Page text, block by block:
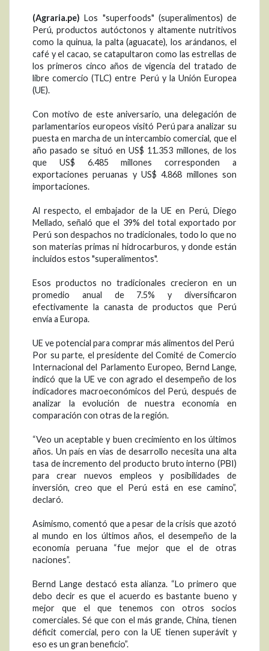
(Agraria.pe) Los "superfoods" (superalimentos) de
Perú, productos autóctonos y altamente nutritivos
como la quinua, la palta (aguacate), los arándanos, el
café y el cacao, se catapultaron como las estrellas de
los primeros cinco años de vigencia del tratado de
libre comercio (TLC) entre Perú y la Unión Europea
(UE).
Con motivo de este aniversario, una delegación de
parlamentarios europeos visitó Perú para analizar su
puesta en marcha de un intercambio comercial, que el
año pasado se situó en US$ 11.353 millones, de los
que US$ 6.485 millones corresponden a
exportaciones peruanas y US$ 4.868 millones son
importaciones.
Al respecto, el embajador de la UE en Perú, Diego
Mellado, señaló que el 39% del total exportado por
Perú son despachos no tradicionales, todo lo que no
son materias primas ni hidrocarburos, y donde están
incluidos estos "superalimentos".
Esos productos no tradicionales crecieron en un
promedio anual de 7.5% y diversificaron
efectivamente la canasta de productos que Perú
envía a Europa.
UE ve potencial para comprar más alimentos del Perú
Por su parte, el presidente del Comité de Comercio
Internacional del Parlamento Europeo, Bernd Lange,
indicó que la UE ve con agrado el desempeño de los
indicadores macroeconómicos del Perú, después de
analizar la evolución de nuestra economía en
comparación con otras de la región.
“Veo un aceptable y buen crecimiento en los últimos
años. Un país en vías de desarrollo necesita una alta
tasa de incremento del producto bruto interno (PBI)
para crear nuevos empleos y posibilidades de
inversión, creo que el Perú está en ese camino”,
declaró.
Asimismo, comentó que a pesar de la crisis que azotó
al mundo en los últimos años, el desempeño de la
economía peruana “fue mejor que el de otras
naciones”.
Bernd Lange destacó esta alianza. “Lo primero que
debo decir es que el acuerdo es bastante bueno y
mejor que el que tenemos con otros socios
comerciales. Sé que con el más grande, China, tienen
déficit comercial, pero con la UE tienen superávit y
eso es un gran beneficio”.